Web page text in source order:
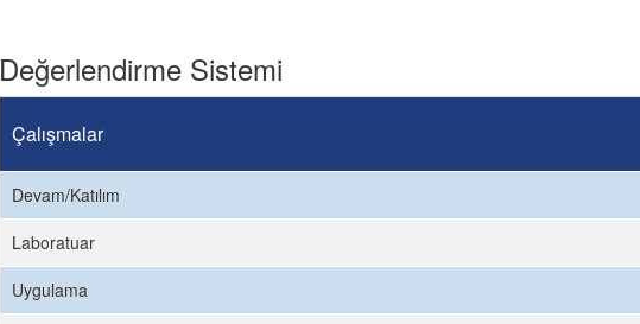
Değerlendirme Sistemi
Çalışmalar
Devam/Katılım
Laboratuar
Uygulama